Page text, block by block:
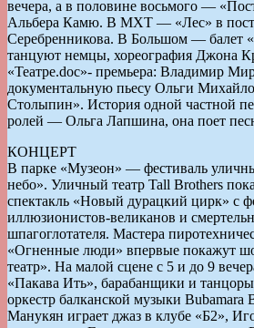
вечера, а в половине восьмого —
Альбера Камю. В МХТ — «Лес» в
Серебренникова. В Большом — балет
танцуют немцы, хореография Джона
«Театре.doc»- премьера: Владимир
документальную пьесу Ольги
Столыпин». История одной частной
ролей — Ольга Лапшина, она поет
КОНЦЕРТ
В парке «Музеон» — фестиваль
небо». Уличный театр Tall Brothers
спектакль «Новый дурацкий цирк» с
иллюзионистов-великанов и
шпагоглотателя. Мастера
«Огненные люди» впервые покажут
театр». На малой сцене с 5 и до 9
«Пакава Ить», барабанщики и
оркестр балканской музыки Bubamara
Манукян играет джаз в клубе «Б2»,